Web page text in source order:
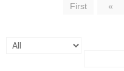
First «